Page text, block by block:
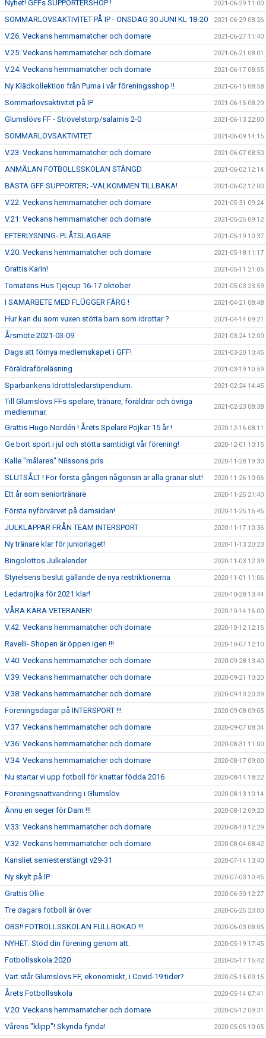
Nyhet! GFFs SUPPORTERSHOP ! 2021-06-29 11:00
SOMMARLOVSAKTIVITET PÅ IP - ONSDAG 30 JUNI KL 18-20 2021-06-29 08:26
V.26: Veckans hemmamatcher och domare 2021-06-27 11:40
V.25: Veckans hemmamatcher och domare 2021-06-21 08:01
V.24: Veckans hemmamatcher och domare 2021-06-17 08:55
Ny Klädkollektion från Puma i vår föreningsshop !! 2021-06-15 08:58
Sommarlovsaktivitet på IP 2021-06-15 08:29
Glumslövs FF - Strövelstorp/salamis 2-0 2021-06-13 22:00
SOMMARLOVSAKTIVITET 2021-06-09 14:15
V.23: Veckans hemmamatcher och domare 2021-06-07 08:50
ANMÄLAN FOTBOLLSSKOLAN STÄNGD 2021-06-02 12:14
BÄSTA GFF SUPPORTER; -VÄLKOMMEN TILLBAKA! 2021-06-02 12:00
V.22: Veckans hemmamatcher och domare 2021-05-31 09:24
V.21: Veckans hemmamatcher och domare 2021-05-25 09:12
EFTERLYSNING- PLÅTSLAGARE 2021-05-19 10:37
V.20: Veckans hemmamatcher och domare 2021-05-18 11:17
Grattis Karin! 2021-05-11 21:05
Tomatens Hus Tjejcup 16-17 oktober 2021-05-03 23:59
I SAMARBETE MED FLÜGGER FÄRG ! 2021-04-21 08:48
Hur kan du som vuxen stötta barn som idrottar ? 2021-04-14 09:21
Årsmöte 2021-03-09 2021-03-24 12:00
Dags att förnya medlemskapet i GFF! 2021-03-20 10:45
Föräldraföreläsning 2021-03-19 10:59
Sparbankens Idrottsledarstipendium. 2021-02-24 14:45
Till Glumslövs FFs spelare, tränare, föräldrar och övriga
medlemmar.
2021-02-23 08:38
Grattis Hugo Nordén ! Årets Spelare Pojkar 15 år ! 2020-12-16 08:11
Ge bort sport i jul och stötta samtidigt vår förening! 2020-12-01 10:15
Kalle "målares" Nilssons pris 2020-11-28 19:30
SLUTSÅLT ! För första gången någonsin är alla granar slut! 2020-11-26 10:06
Ett år som seniortränare 2020-11-25 21:40
Första nyförvärvet på damsidan! 2020-11-25 16:45
JULKLAPPAR FRÅN TEAM INTERSPORT 2020-11-17 10:36
Ny tränare klar för juniorlaget! 2020-11-13 20:23
Bingolottos Julkalender 2020-11-03 12:39
Styrelsens beslut gällande de nya restriktionerna 2020-11-01 11:06
Ledartrojka för 2021 klar! 2020-10-28 13:44
VÅRA KÄRA VETERANER! 2020-10-14 16:00
V.42: Veckans hemmamatcher och domare 2020-10-12 12:15
Ravelli- Shopen är öppen igen !!! 2020-10-07 12:10
V.40: Veckans hemmamatcher och domare 2020-09-28 13:40
V.39: Veckans hemmamatcher och domare 2020-09-21 10:20
V.38: Veckans hemmamatcher och domare 2020-09-13 20:39
Föreningsdagar på INTERSPORT !!! 2020-09-08 09:05
V.37: Veckans hemmamatcher och domare 2020-09-07 08:34
V.36: Veckans hemmamatcher och domare 2020-08-31 11:00
V.34: Veckans hemmamatcher och domare 2020-08-17 09:00
Nu startar vi upp fotboll för knattar födda 2016 2020-08-14 18:22
Föreningsnattvandring i Glumslöv 2020-08-13 10:14
Ännu en seger för Dam !!! 2020-08-12 09:20
V.33: Veckans hemmamatcher och domare 2020-08-10 12:29
V.32: Veckans hemmamatcher och domare 2020-08-04 08:42
Kansliet semesterstängt v29-31 2020-07-14 13:40
Ny skylt på IP 2020-07-03 10:45
Grattis Ollie 2020-06-30 12:27
Tre dagars fotboll är över 2020-06-25 23:00
OBS!! FOTBOLLSSKOLAN FULLBOKAD !!! 2020-06-03 08:05
NYHET: Stöd din förening genom att: 2020-05-19 17:45
Fotbollsskola 2020 2020-05-17 16:42
Vart står Glumslövs FF, ekonomiskt, i Covid-19 tider? 2020-05-15 09:15
Årets Fotbollsskola 2020-05-14 07:41
V.20: Veckans hemmamatcher och domare 2020-05-12 09:31
Vårens "klipp"! Skynda fynda! 2020-05-05 10:05